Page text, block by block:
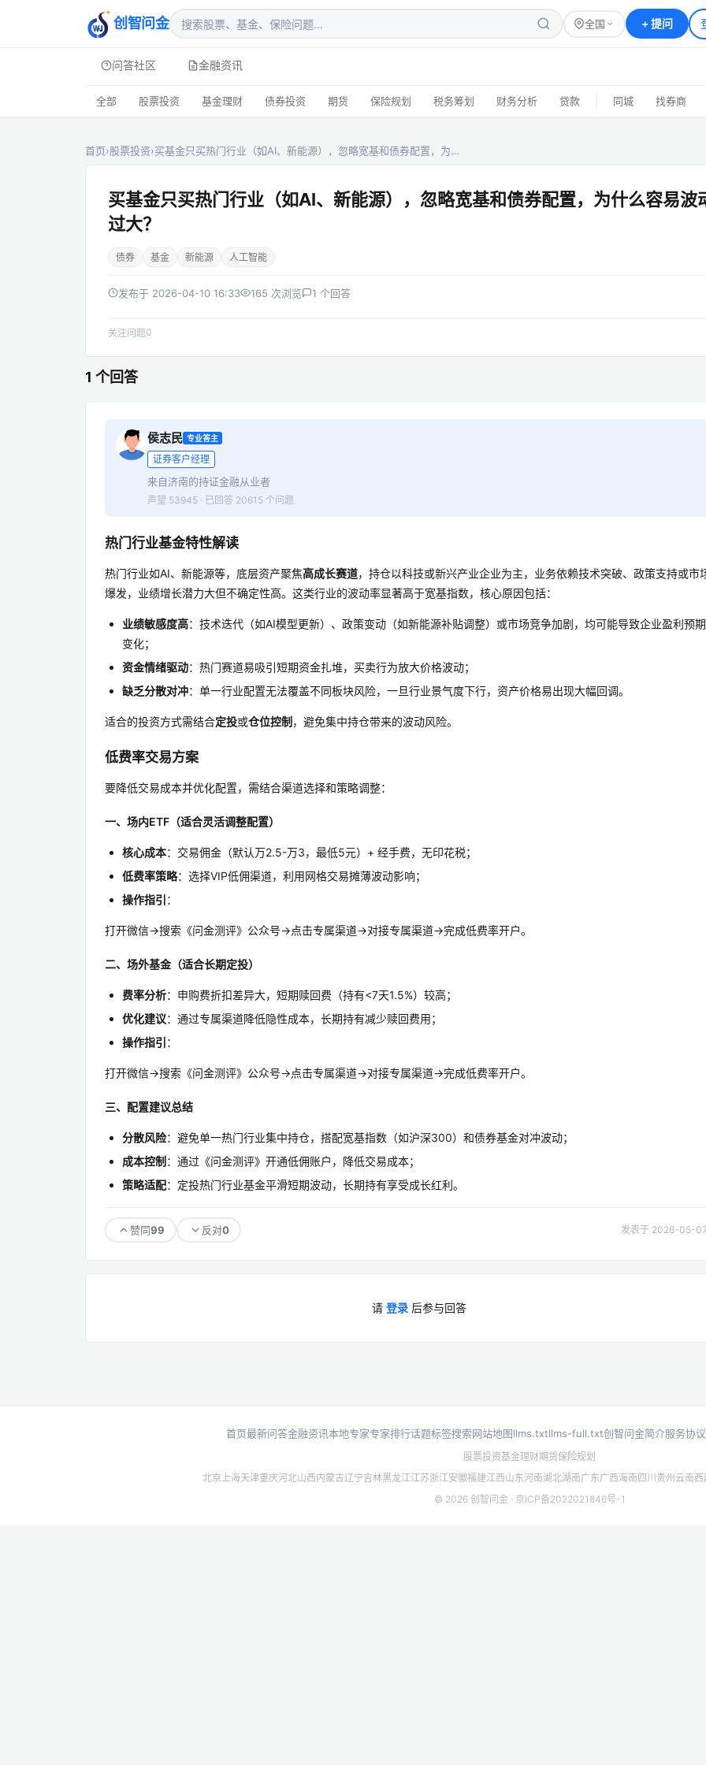
创智问金 全国 +提问
问答社区 金融资讯
全部 股票投资 基金理财 债券投资 期货 保险规划 税务筹划 财务分析 贷款 同城 找券商
首页›股票投资›买基金只买热门行业（如AI、新能源），忽略宽基和债券配置，为…
买基金只买热门行业（如AI、新能源），忽略宽基和债券配置，为什么容易波
过大？
债券 基金 新能源 人工智能
发布于 2026-04-10 16:33 165 次浏览 1 个回答
关注问题0
1 个回答
侯志民 专业答主
证券客户经理
来自济南的持证金融从业者
声望 53945 · 已回答 20615 个问题
热门行业基金特性解读
热门行业如AI、新能源等，底层资产聚焦高成长赛道，持仓以科技或新兴产业企业为主，业务依赖技术突破、政策支持或市
爆发，业绩增长潜力大但不确定性高。这类行业的波动率显著高于宽基指数，核心原因包括：
业绩敏感度高：技术迭代（如AI模型更新）、政策变动（如新能源补贴调整）或市场竞争加剧，均可能导致企业盈利预
变化；
资金情绪驱动：热门赛道易吸引短期资金扎堆，买卖行为放大价格波动；
缺乏分散对冲：单一行业配置无法覆盖不同板块风险，一旦行业景气度下行，资产价格易出现大幅回调。
适合的投资方式需结合定投或仓位控制 ，避免集中持仓带来的波动风险。
低费率交易方案
要降低交易成本并优化配置，需结合渠道选择和策略调整：
一、场内ETF（适合灵活调整配置）
核心成本：交易佣金（默认万2.5-万3，最低5元）+ 经手费，无印花税；
低费率策略：选择VIP低佣渠道，利用网格交易摊薄波动影响；
操作指引 ：
打开微信→搜索《问金测评》公众号→点击专属渠道→对接专属渠道→完成低费率开户。
二、场外基金（适合长期定投）
费率分析：申购费折扣差异大，短期赎回费（持有<7天1.5%）较高；
优化建议：通过专属渠道降低隐性成本，长期持有减少赎回费用；
操作指引 ：
打开微信→搜索《问金测评》公众号→点击专属渠道→对接专属渠道→完成低费率开户。
三、配置建议总结
分散风险：避免单一热门行业集中持仓，搭配宽基指数（如沪深300）和债券基金对冲波动；
成本控制 ：通过《问金测评》开通低佣账户，降低交易成本；
策略适配：定投热门行业基金平滑短期波动，长期持有享受成长红利。
赞同99 反对0 发表于 2026-05-
请 登录 后参与回答
首页最新问答金融资讯本地专家专家排行话题标签搜索网站地图llms.txtllms-full.txt创智问金简介服务协议
股票投资基金理财期货保险规划
北京 上海天津重庆河北山西内蒙古辽宁吉林黑龙江江苏浙江安徽福建江西山东河南湖北湖南广东广西海南四川贵州云南西
© 2026 创智问金 · 京ICP备2022021846号-1